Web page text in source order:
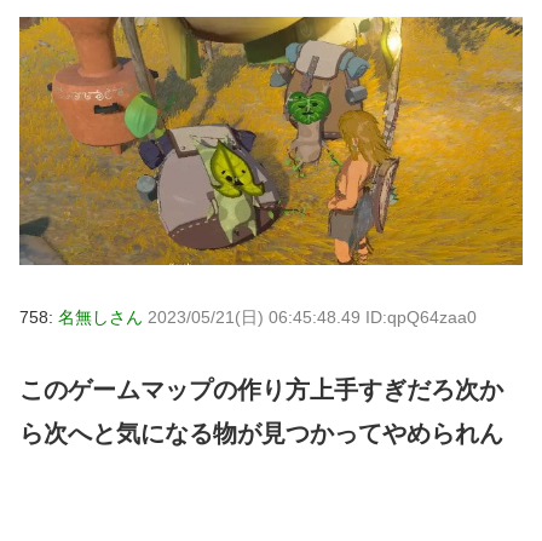
758: 名無しさん 2023/05/21(日) 06:45:48.49 ID:qpQ64zaa0
このゲームマップの作り方上手すぎだろ次か
ら次へと気になる物が見つかってやめられん